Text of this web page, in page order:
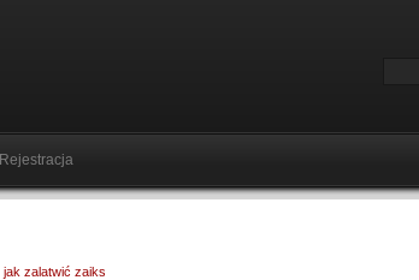
Rejestracja
jak zalatwić zaiks